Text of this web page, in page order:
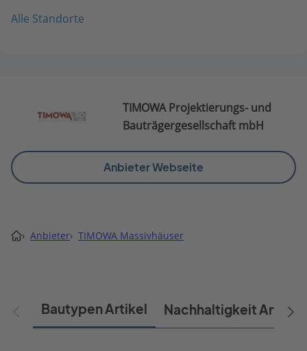
Alle Standorte
TIMOWA Projektierungs- und
Bauträgergesellschaft mbH
Anbieter Webseite
› Anbieter› TIMOWA Massivhäuser
Bautypen Artikel Nachhaltigkeit Artikel